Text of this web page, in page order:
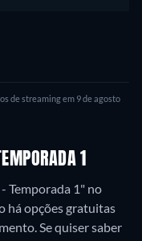
de streaming em 9 de agosto
1
Temporada 1" no
há opções gratuitas
Se quiser saber